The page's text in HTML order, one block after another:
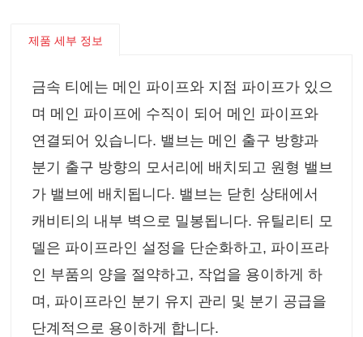
제품 세부 정보
금속 티에는 메인 파이프와 지점 파이프가 있으
며 메인 파이프에 수직이 되어 메인 파이프와
연결되어 있습니다. 밸브는 메인 출구 방향과
분기 출구 방향의 모서리에 배치되고 원형 밸브
가 밸브에 배치됩니다. 밸브는 닫힌 상태에서
캐비티의 내부 벽으로 밀봉됩니다. 유틸리티 모
델은 파이프라인 설정을 단순화하고, 파이프라
인 부품의 양을 절약하고, 작업을 용이하게 하
며, 파이프라인 분기 유지 관리 및 분기 공급을
단계적으로 용이하게 합니다.